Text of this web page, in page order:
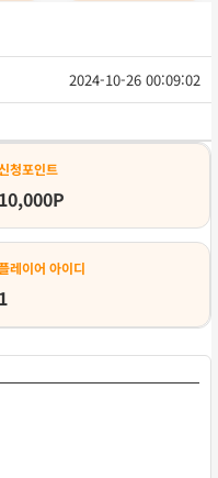
2024-10-26 00:09:02
록
청포인트
10,000P
레이어 아이디
1